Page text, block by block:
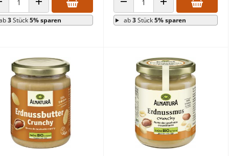
VERRINGERN
ANZAHL ERHÖHEN
3Stück5% sparen
ANZAHL VERRINGERNANZAHL ERHÖHEN
ab3Stück5% sparen